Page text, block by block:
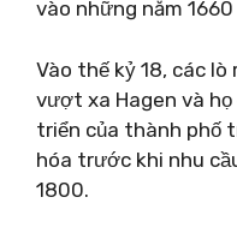
vào những năm
Vào thế kỷ 18, các
vượt xa Hagen và
triển của thành phố
hóa trước khi nhu
1800.